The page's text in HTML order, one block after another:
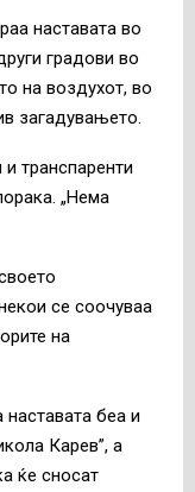
наставата во
градови во
на воздухот, во
загадувањето.
транспаренти
„Нема
се соочуваа
на
наставата беа и
Карев”, а
ќе сносат